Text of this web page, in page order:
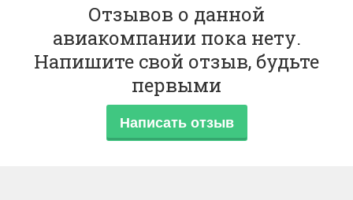
Отзывов о данной
авиакомпании пока нету.
Напишите свой отзыв, будьте
первыми
Написать отзыв